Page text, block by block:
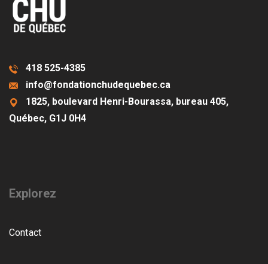
418 525-4385
info@fondationchudequebec.ca
1825, boulevard Henri-Bourassa, bureau 405,
Québec, G1J 0H4
Explorez
Contact